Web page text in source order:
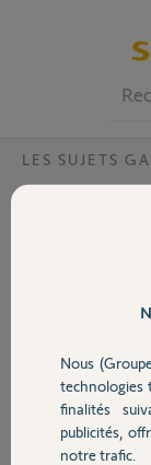
Volet
Sécurité
Domotique
LES SUJETS
Je vais changer
en io. QUel
Maurice L.
il y a plus de
Nous
technologies
finalités
publicités,
notre trafic.